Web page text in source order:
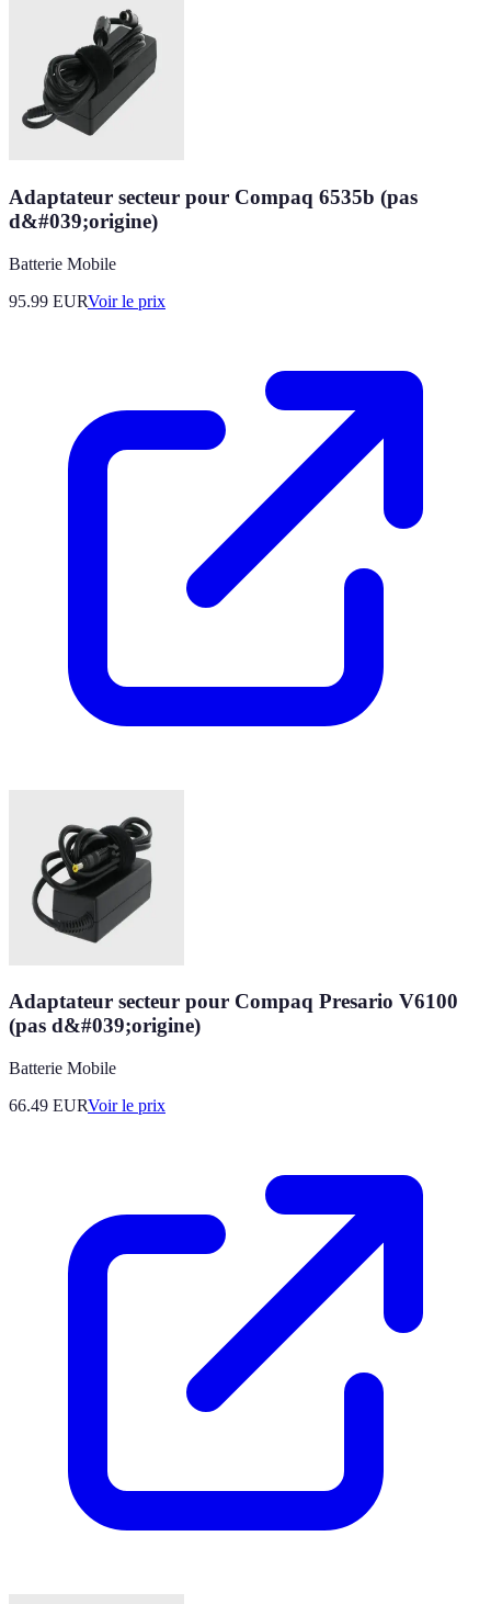
Adaptateur secteur pour Compaq 6535b (pas
d&#039;origine)
Batterie Mobile
95.99 EURVoir le prix
Adaptateur secteur pour Compaq Presario V6100
(pas d&#039;origine)
Batterie Mobile
66.49 EURVoir le prix